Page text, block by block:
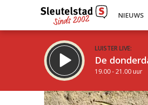
NIEUWS
LUISTER LIVE:
De
19.00 - 21.00 uur